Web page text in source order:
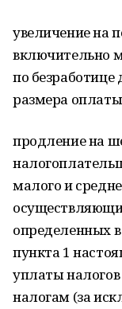
увеличение на
включительно
по
размера
продление на
малого и
определенных
пункта 1
уплаты
налогам (за